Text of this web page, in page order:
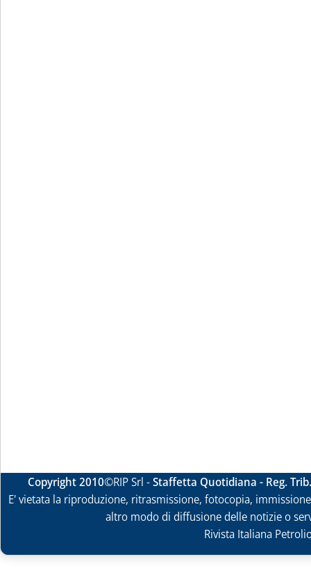
Copyright 2010©RIP Srl -Staffetta Quotidiana - Reg.
E' vietata la riproduzione, ritrasmissione, fotocopia,
altro modo di diffusione delle notizie o
Rivista Italiana